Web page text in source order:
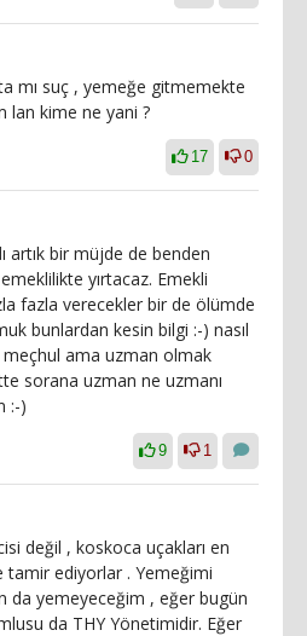
mı suç , yemeğe gitmemekte
lan kime ne yani ?
17 0
artık bir müjde de benden
yırtacaz. Emekli
fazla verecekler bir de ölümde
bunlardan kesin bilgi :-) nasıl
ama uzman olmak
sorana uzman ne uzmanı
:-)
9 1
değil , koskoca uçakları en
tamir ediyorlar . Yemeğimi
da yemeyeceğim , eğer bugün
da THY Yönetimidir. Eğer